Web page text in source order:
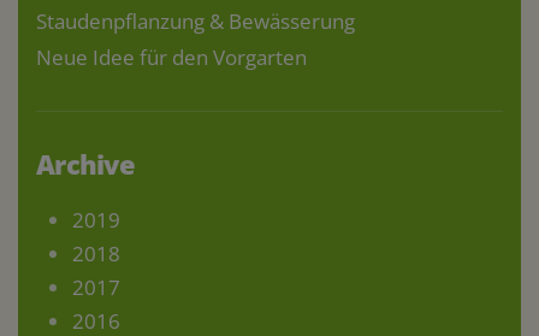
Staudenpflanzung & Bewässerung
Neue Idee für den Vorgarten
Archive
2019
2018
2017
2016